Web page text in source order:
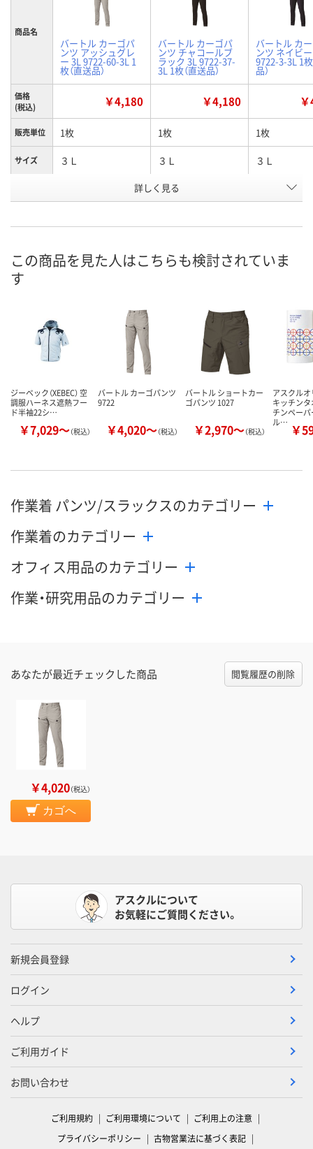
商品名
バートル カーゴパ
ンツ アッシュグレ
ー 3L 9722-60-3L 1
枚（直送品）
バートル カーゴパ
ンツ チャコールブ
ラック 3L 9722-37-
3L 1枚（直送品）
バートル カ
ンツ ネイビ
9722-3-3L 1枚
品）
価格
(税込)
￥4,180 ￥4,180
販売単位 1枚 1枚 1枚
サイズ ３Ｌ ３Ｌ ３Ｌ
チャコールブラック ネイビー
号
お届け日
カゴへ
メーカー都合により
販売停止中です
メーカー都
販売停止中
詳しく見る
この商品を見た人はこちらも検討されていま
す
ジーベック（XEBEC） 空
調服ハーネス遮熱フー
ド半袖22シ…
￥7,029～（税込）
バートル カーゴパンツ
9722
￥4,020～（税込）
バートル ショートカー
ゴパンツ 1027
￥2,970～（税込）
アスクル
キッチン
チンペー
ル… ￥
作業着 パンツ/スラックスのカテゴリー
作業着のカテゴリー
オフィス用品のカテゴリー
作業・研究用品のカテゴリー
あなたが最近チェックした商品 閲覧履歴の削除
￥4,020（税込）
カゴへ
アスクルについて
お気軽にご質問ください。
新規会員登録
ログイン
ヘルプ
ご利用ガイド
お問い合わせ
ご利用規約 ご利用環境について
ご利用上の注意
プライバシーポリシー
古物営業法に基づく表記